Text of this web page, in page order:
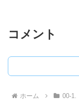
コメント
ホーム 00-1.